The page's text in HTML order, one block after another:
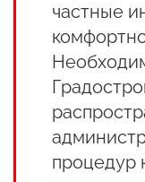
частные
процедур